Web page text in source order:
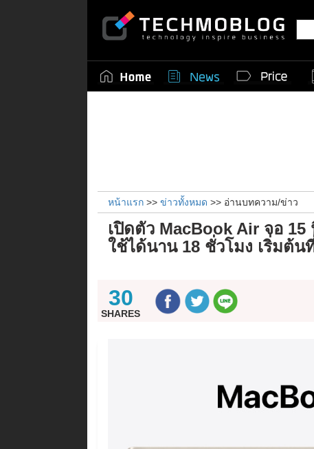
หน้าแรก >> ข่าวทั้งหมด >> อ่านบทความ/ข่าว
เปิดตัว MacBook Air จอ
ใช้ได้นาน 18 ชั่วโมง เริ่มต้น
30
SHARES